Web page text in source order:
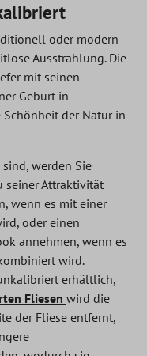
oder modern
Ausstrahlung. Die
mit seinen
Geburt in
der Natur in
werden Sie
seiner Attraktivität
wenn es mit einer
oder einen
annehmen, wenn es
wird.
erhältlich,
Fliesen wird die
der Fliese entfernt,